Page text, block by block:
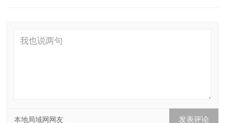
本地局域网网友